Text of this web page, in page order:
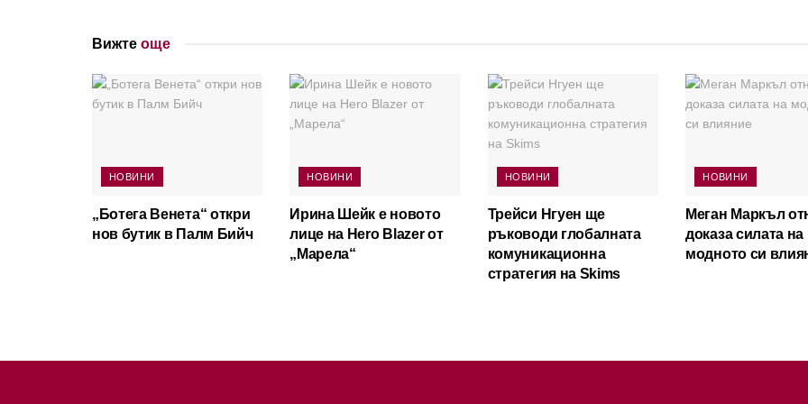
Вижте още
НОВИНИ
„Ботега Венета“ откри
нов бутик в Палм Бийч
НОВИНИ
Ирина Шейк е новото
лице на Hero Blazer от
„Марела“
НОВИНИ
Трейси Нгуен ще
ръководи глобалната
комуникационна
стратегия на Skims
НОВИНИ
Меган Маркъл
доказа силата на
модното си